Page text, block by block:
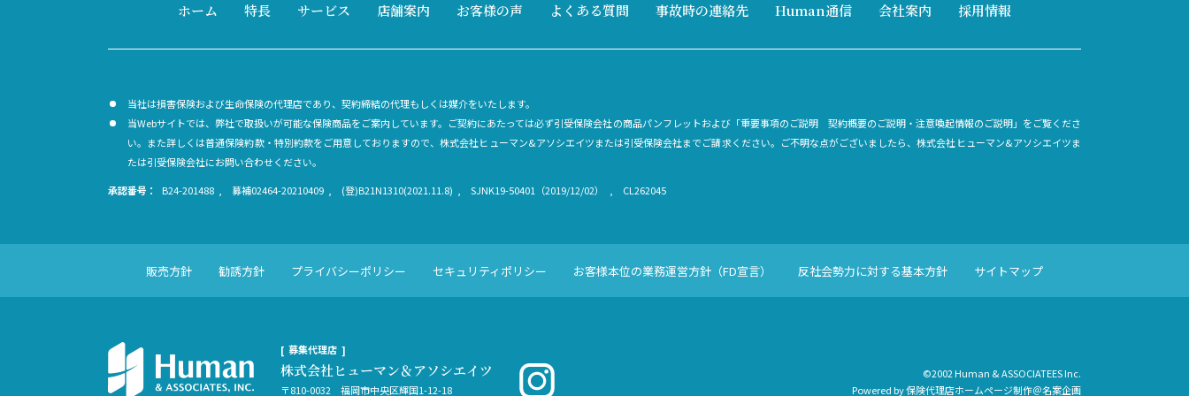
ホーム 特長 サービス 店舗案内 お客様の声 よくある質問 事故時の連絡先 Human通信 会社案内 採用情報
当社は損害保険および生命保険の代理店であり、契約締結の代理もしくは媒介をいたします。
当Webサイトでは、弊社で取扱いが可能な保険商品をご案内しています。ご契約にあたっては必ず引受保険会社の商品パンフレットおよび「重要事項のご説明 契約概要のご説明・注意喚起情報のご説明」をご覧くださ
い。また詳しくは普通保険約款・特別約款をご用意しておりますので、株式会社ヒューマン&アソシエイツまたは引受保険会社までご請求ください。ご不明な点がございましたら、株式会社ヒューマン&アソシエイツま
たは引受保険会社にお問い合わせください。
承認番号：
B24-201488 募補02464-20210409 (登)B21N1310(2021.11.8) SJNK19-50401（2019/12/02） CL262045
販売方針 勧誘方針 プライバシーポリシー セキュリティポリシー お客様本位の業務運営方針（FD宣言） 反社会勢力に対する基本方針 サイトマップ
募集代理店
株式会社ヒューマン＆アソシエイツ
〒810-0032 福岡市中央区輝国1-12-18
©2002 Human & ASSOCIATEES Inc.
Powered by保険代理店ホームページ制作＠名案企画